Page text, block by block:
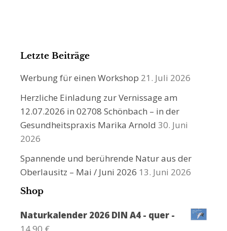
Letzte Beiträge
Werbung für einen Workshop 21. Juli 2026
Herzliche Einladung zur Vernissage am
12.07.2026 in 02708 Schönbach – in der
Gesundheitspraxis Marika Arnold 30. Juni
2026
Spannende und berührende Natur aus der
Oberlausitz – Mai / Juni 2026 13. Juni 2026
Shop
Naturkalender 2026 DIN A4 - quer -